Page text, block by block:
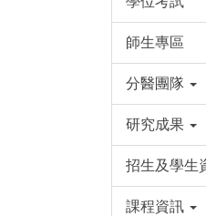
師生專區
分醫團隊
研究成果
招生及學生
課程資訊